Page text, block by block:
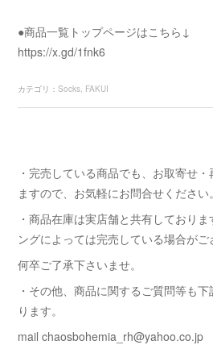
●商品一覧トップページはこちら↓
https://x.gd/1fnk6
カテゴリ ： Socks FAKUI
・完売している商品でも、お取寄せ
ますので、お気軽にお問合せください。
・商品在庫は実店舗と共有しており
ングによっては完売している場合がご
何卒ご了承下さいませ。
・その他、商品に関するご質問等も
ります。
mail chaosbohemia_rh@yahoo.co.jp